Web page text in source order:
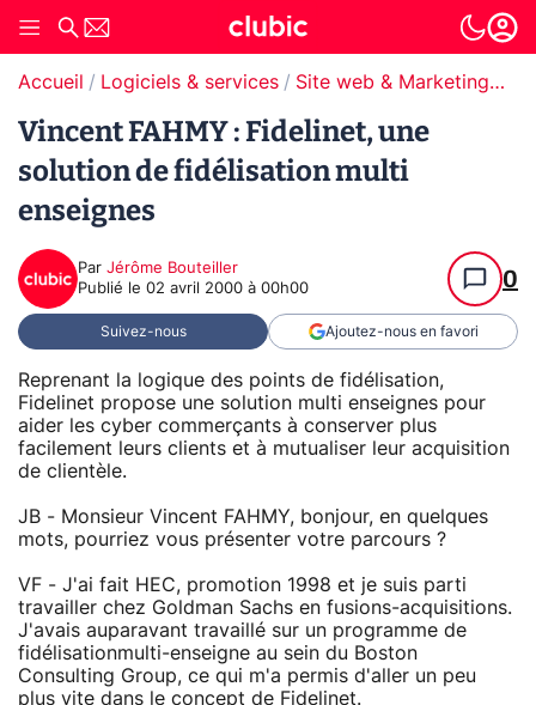
Accueil Logiciels & services Site web & Marketing Digital
Vincent FAHMY : Fidelinet, une
solution de fidélisation multi
enseignes
Par Jérôme Bouteiller
Publié le 02 avril 2000 à 00h00 0
Suivez-nous Ajoutez-nous en favori
Reprenant la logique des points de fidélisation,
Fidelinet propose une solution multi enseignes pour
aider les cyber commerçants à conserver plus
facilement leurs clients et à mutualiser leur acquisition
de clientèle.
JB - Monsieur Vincent FAHMY, bonjour, en quelques
mots, pourriez vous présenter votre parcours ?
VF - J'ai fait HEC, promotion 1998 et je suis parti
travailler chez Goldman Sachs en fusions-acquisitions.
J'avais auparavant travaillé sur un programme de
fidélisationmulti-enseigne au sein du Boston
Consulting Group, ce qui m'a permis d'aller un peu
plus vite dans le concept de Fidelinet.